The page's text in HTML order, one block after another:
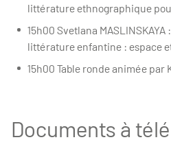
littérature ethnographique
15h00 Svetlana MASLINSKAYA
littérature enfantine : espace
15h00 Table ronde animée par
Documents à